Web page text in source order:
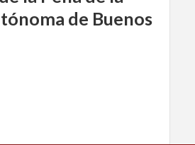
de Buenos